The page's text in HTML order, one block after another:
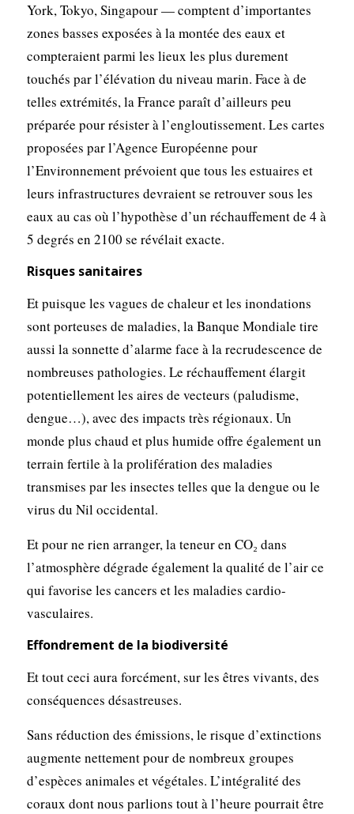
York, Tokyo, Singapour — comptent d’importantes
zones basses exposées à la montée des eaux et
compteraient parmi les lieux les plus durement
touchés par l’élévation du niveau marin. Face à de
telles extrémités, la France paraît d’ailleurs peu
préparée pour résister à l’engloutissement. Les cartes
proposées par l’Agence Européenne pour
l’Environnement prévoient que tous les estuaires et
leurs infrastructures devraient se retrouver sous les
eaux au cas où l’hypothèse d’un réchauffement de 4 à
5 degrés en 2100 se révélait exacte.
Risques sanitaires
Et puisque les vagues de chaleur et les inondations
sont porteuses de maladies, la Banque Mondiale tire
aussi la sonnette d’alarme face à la recrudescence de
nombreuses pathologies. Le réchauffement élargit
potentiellement les aires de vecteurs (paludisme,
dengue…), avec des impacts très régionaux. Un
monde plus chaud et plus humide offre également un
terrain fertile à la prolifération des maladies
transmises par les insectes telles que la dengue ou le
virus du Nil occidental.
Et pour ne rien arranger, la teneur en CO₂ dans
l’atmosphère dégrade également la qualité de l’air ce
qui favorise les cancers et les maladies cardio-
vasculaires.
Effondrement de la biodiversité
Et tout ceci aura forcément, sur les êtres vivants, des
conséquences désastreuses.
Sans réduction des émissions, le risque d’extinctions
augmente nettement pour de nombreux groupes
d’espèces animales et végétales. L’intégralité des
coraux dont nous parlions tout à l’heure pourrait être